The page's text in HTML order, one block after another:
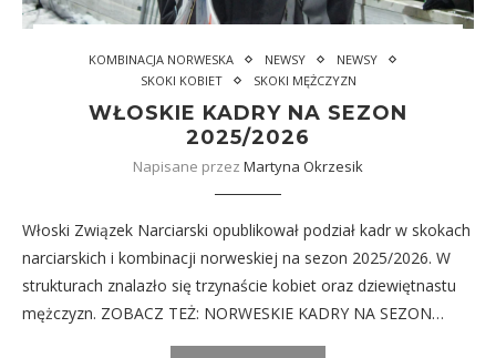
KOMBINACJA NORWESKA NEWSY
NEWSY
SKOKI KOBIET
SKOKI MĘŻCZYZN
WŁOSKIE KADRY NA SEZON
2025/2026
Napisane przez Martyna Okrzesik
Włoski Związek Narciarski opublikował podział kadr w skokach
narciarskich i kombinacji norweskiej na sezon 2025/2026. W
strukturach znalazło się trzynaście kobiet oraz dziewiętnastu
mężczyzn. ZOBACZ TEŻ: NORWESKIE KADRY NA SEZON…